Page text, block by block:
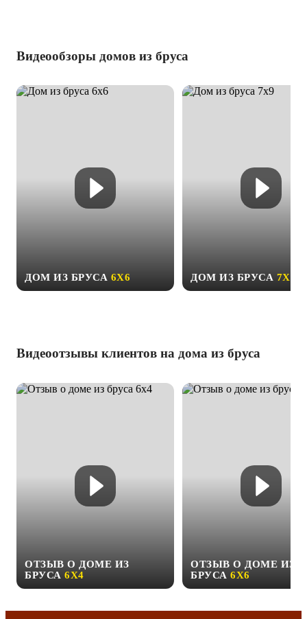
Видеообзоры домов из бруса
ДОМ ИЗ БРУСА 6Х6 ДОМ ИЗ БРУСА 7Х9
Видеоотзывы клиентов на дома из бруса
ОТЗЫВ О ДОМЕ ИЗ
БРУСА 6Х4
ОТЗЫВ О ДОМЕ ИЗ
БРУСА 6Х6